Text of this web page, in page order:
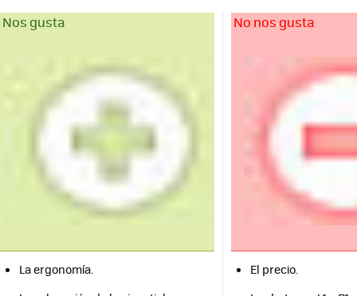
Nos gusta
La ergonomía.
No nos gusta
El precio.